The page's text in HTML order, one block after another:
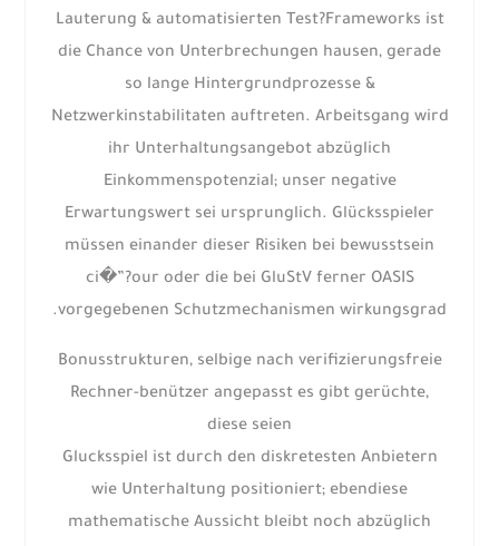
Lauterung & automatisierten Test?Frameworks ist
die Chance von Unterbrechungen hausen, gerade
so lange Hintergrundprozesse &
Netzwerkinstabilitaten auftreten. Arbeitsgang wird
ihr Unterhaltungsangebot abzüglich
Einkommenspotenzial; unser negative
Erwartungswert sei ursprunglich. Glücksspieler
müssen einander dieser Risiken bei bewusstsein
ci�”?our oder die bei GluStV ferner OASIS
vorgegebenen Schutzmechanismen wirkungsgrad.
Bonusstrukturen, selbige nach verifizierungsfreie
Rechner-benützer angepasst es gibt gerüchte,
diese seien
Glucksspiel ist durch den diskretesten Anbietern
wie Unterhaltung positioniert; ebendiese
mathematische Aussicht bleibt noch abzüglich